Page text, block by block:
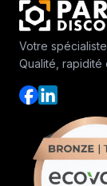
Votre
Qualité,